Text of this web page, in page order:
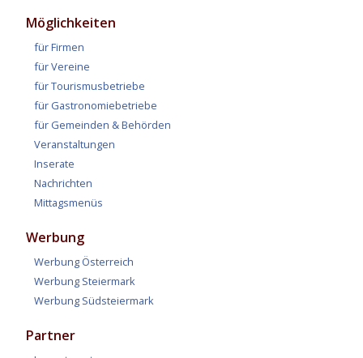
Möglichkeiten
für Firmen
für Vereine
für Tourismusbetriebe
für Gastronomiebetriebe
für Gemeinden & Behörden
Veranstaltungen
Inserate
Nachrichten
Mittagsmenüs
Werbung
Werbung Österreich
Werbung Steiermark
Werbung Südsteiermark
Partner